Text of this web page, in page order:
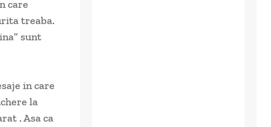
care
treaba.
sunt
in care
la
. Asa ca